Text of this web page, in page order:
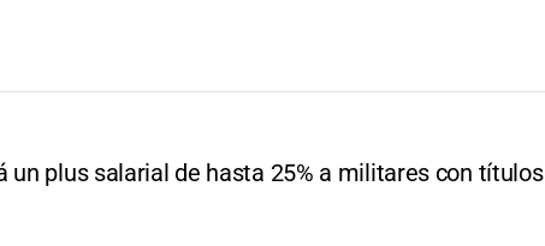
un plus salarial de hasta 25% a militares con títulos